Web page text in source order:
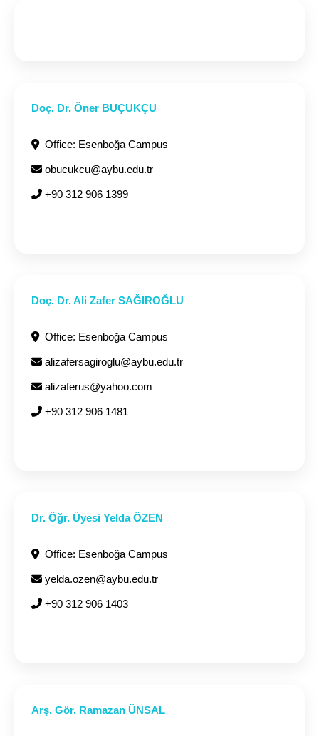
Doç. Dr. Öner BUÇUKÇU
Office: Esenboğa Campus
obucukcu@aybu.edu.tr
+90 312 906 1399
Doç. Dr. Ali Zafer SAĞIROĞLU
Office: Esenboğa Campus
alizafersagiroglu@aybu.edu.tr
alizaferus@yahoo.com
+90 312 906 1481
Dr. Öğr. Üyesi Yelda ÖZEN
Office: Esenboğa Campus
yelda.ozen@aybu.edu.tr
+90 312 906 1403
Arş. Gör. Ramazan ÜNSAL